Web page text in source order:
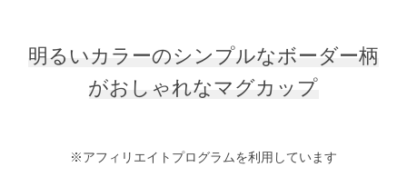
名入れマグカップ
明るいカラーのシンプルなボーダー柄
がおしゃれなマグカップ
※アフィリエイトプログラムを利用しています